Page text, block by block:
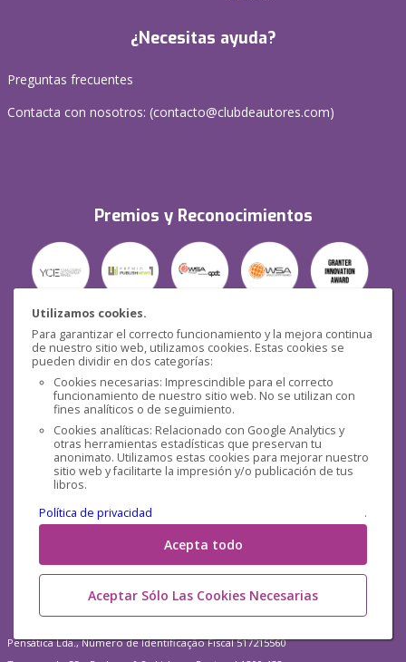
Utilizamos cookies.
Para garantizar el correcto funcionamiento y la mejora continua
de nuestro sitio web, utilizamos cookies. Estas cookies se
pueden dividir en dos categorías:
Cookies necesarias: Imprescindible para el correcto
funcionamiento de nuestro sitio web. No se utilizan con
fines analíticos o de seguimiento.
Cookies analíticas: Relacionado con Google Analytics y
otras herramientas estadísticas que preservan tu
anonimato. Utilizamos estas cookies para mejorar nuestro
sitio web y facilitarte la impresión y/o publicación de tus
libros.
Política de privacidad
.
Acepta todo
Aceptar Sólo Las Cookies Necesarias
¿Necesitas ayuda?
Preguntas frecuentes
Contacta con nosotros: (contacto@clubdeautores.com)
Premios y Reconocimientos
Seguridad
Redes sociales
Pensática Lda., Número de Identificação Fiscal 517215560